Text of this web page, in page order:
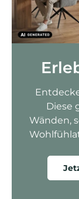
Diese
Wänden,